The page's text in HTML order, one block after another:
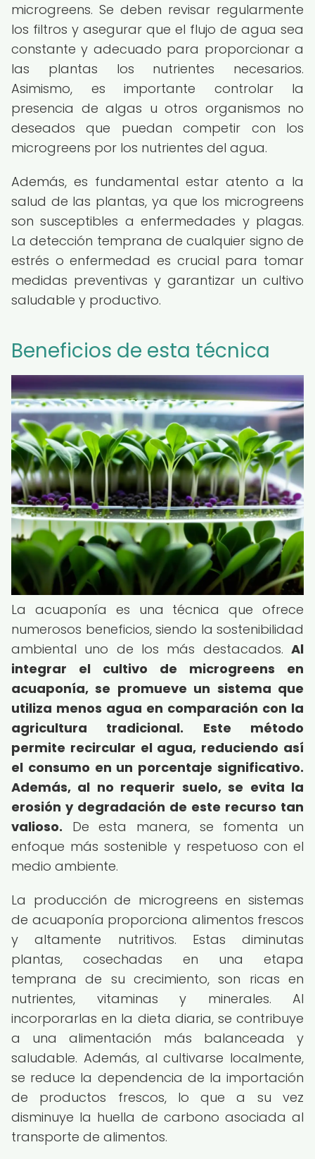
microgreens. Se deben revisar regularmente
los filtros y asegurar que el flujo de agua sea
constante y adecuado para proporcionar a
las plantas los nutrientes necesarios.
Asimismo, es importante controlar la
presencia de algas u otros organismos no
deseados que puedan competir con los
microgreens por los nutrientes del agua.
Además, es fundamental estar atento a la
salud de las plantas, ya que los microgreens
son susceptibles a enfermedades y plagas.
La detección temprana de cualquier signo de
estrés o enfermedad es crucial para tomar
medidas preventivas y garantizar un cultivo
saludable y productivo.
Beneficios de esta técnica
La acuaponía es una técnica que ofrece
numerosos beneficios, siendo la sostenibilidad
ambiental uno de los más destacados. Al
integrar el cultivo de microgreens en
acuaponía, se promueve un sistema que
utiliza menos agua en comparación con la
agricultura tradicional.
Este método
permite recircular el agua, reduciendo así
el consumo en un porcentaje significativo.
Además, al no requerir suelo, se evita la
erosión y degradación de este recurso tan
valioso. De esta manera, se fomenta un
enfoque más sostenible y respetuoso con el
medio ambiente.
La producción de microgreens en sistemas
de acuaponía proporciona alimentos frescos
y altamente nutritivos. Estas diminutas
plantas, cosechadas en una etapa
temprana de su crecimiento, son ricas en
nutrientes, vitaminas y minerales. Al
incorporarlas en la dieta diaria, se contribuye
a una alimentación más balanceada y
saludable. Además, al cultivarse localmente,
se reduce la dependencia de la importación
de productos frescos, lo que a su vez
disminuye la huella de carbono asociada al
transporte de alimentos.